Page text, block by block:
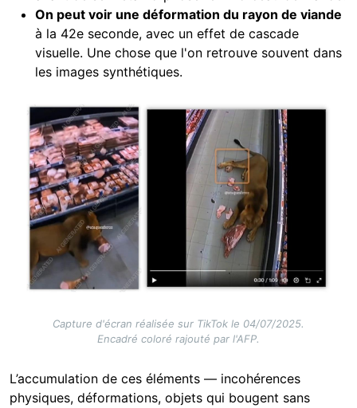
On peut voir une déformation du rayon de viande
à la 42e seconde, avec un effet de cascade
visuelle. Une chose que l'on retrouve souvent dans
les images synthétiques.
Image
Capture d'écran réalisée sur TikTok le 04/07/2025.
Encadré coloré rajouté par l'AFP.
L’accumulation de ces éléments — incohérences
physiques, déformations, objets qui bougent sans